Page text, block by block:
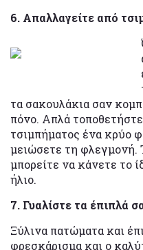
6. Απαλλαγείτε από
τα σακουλάκια σαν
πόνο. Απλά
τσιμπήματος ένα κρύο
μειώσετε τη φλεγμονή.
μπορείτε να κάνετε το
ήλιο.
7. Γυαλίστε τα έπιπλά
Ξύλινα πατώματα και
φρεσκάρισμα και ο